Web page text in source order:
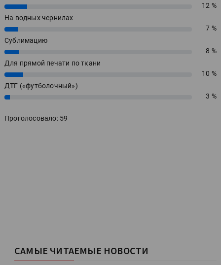
12%
12 %
На водных чернилах
7%
7 %
Сублимацию
8%
8 %
Для прямой печати по ткани
10%
10 %
ДТГ («футболочный»)
3% 3 %
Проголосовало: 59
САМЫЕ ЧИТАЕМЫЕ НОВОСТИ